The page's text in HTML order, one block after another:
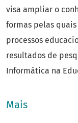
visa ampliar o
formas pelas
processos
resultados de
Informática na
disciplinares e
Mais